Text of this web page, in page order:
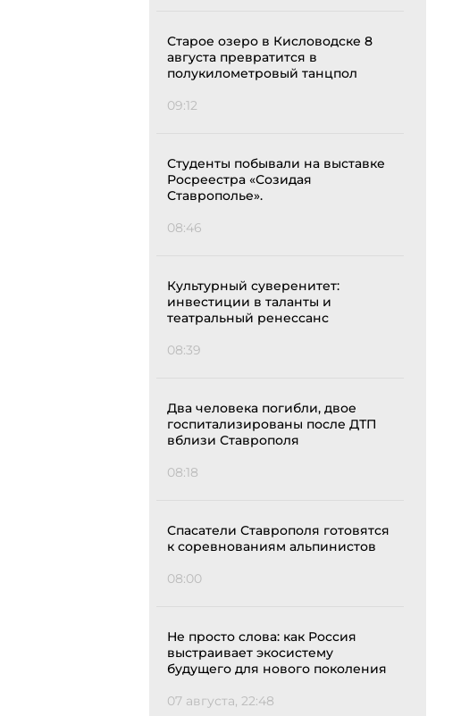
Старое озеро в Кисловодске 8
августа превратится в
полукилометровый танцпол
09:12
Студенты побывали на выставке
Росреестра «Созидая
Ставрополье».
08:46
Культурный суверенитет:
инвестиции в таланты и
театральный ренессанс
08:39
Два человека погибли, двое
госпитализированы после ДТП
вблизи Ставрополя
08:18
Спасатели Ставрополя готовятся
к соревнованиям альпинистов
08:00
Не просто слова: как Россия
выстраивает экосистему
будущего для нового поколения
07 августа, 22:48